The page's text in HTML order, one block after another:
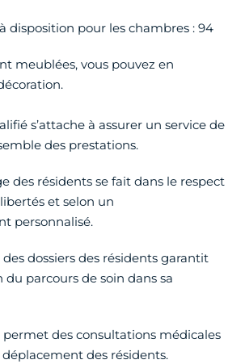
disposition pour les chambres : 94
meublées, vous pouvez en
s’attache à assurer un service de
des prestations.
des résidents se fait dans le respect
et selon un
personnalisé.
dossiers des résidents garantit
du parcours de soin dans sa
des consultations médicales
déplacement des résidents.